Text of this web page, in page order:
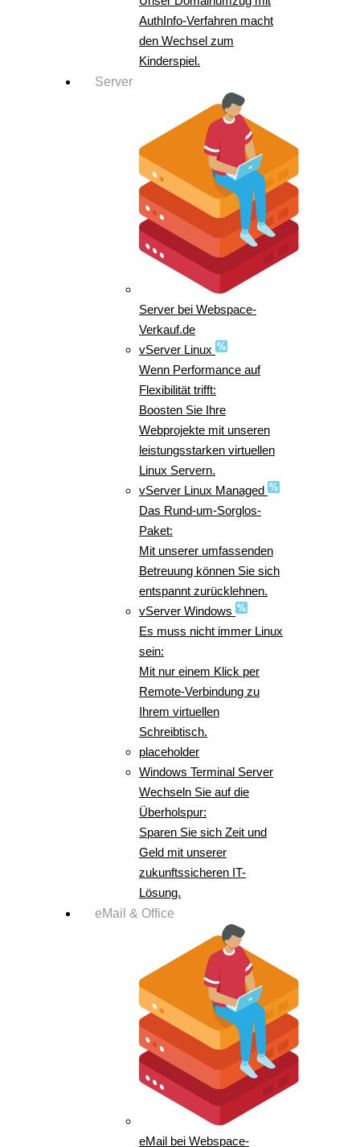
AuthInfo-Verfahren macht
den Wechsel zum
Kinderspiel.
Server
Server bei Webspace-
Verkauf.de
vServer Linux
Wenn Performance auf
Flexibilität trifft:
Boosten Sie Ihre
Webprojekte mit unseren
leistungsstarken virtuellen
Linux Servern.
vServer Linux Managed
Das Rund-um-Sorglos-
Paket:
Mit unserer umfassenden
Betreuung können Sie sich
entspannt zurücklehnen.
vServer Windows
Es muss nicht immer Linux
sein:
Mit nur einem Klick per
Remote-Verbindung zu
Ihrem virtuellen
Schreibtisch.
placeholder
Windows Terminal Server
Wechseln Sie auf die
Überholspur:
Sparen Sie sich Zeit und
Geld mit unserer
zukunftssicheren IT-
Lösung.
eMail & Office
eMail bei Webspace-